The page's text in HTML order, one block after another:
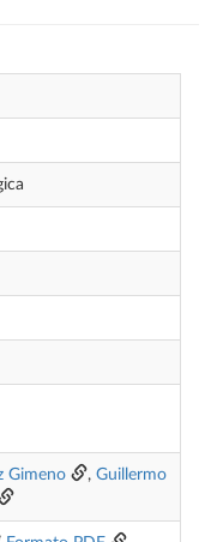
Gimeno , Guillermo